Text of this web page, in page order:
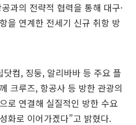
과의 전략적 협력을 통해 대구·
을 연계한 전세기 신규 취항 방
닷컴, 징둥, 알리바바 등 주요 플
크루즈, 항공사 등 방한 관광의
로 연결해 실질적인 방한 수요
화로 이어가겠다”고 밝혔다.